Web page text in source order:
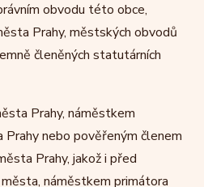
obvodu této obce,
Prahy, městských obvodů
členěných statutárních
Prahy, náměstkem
nebo pověřeným členem
Prahy, jakož i před
náměstkem primátora